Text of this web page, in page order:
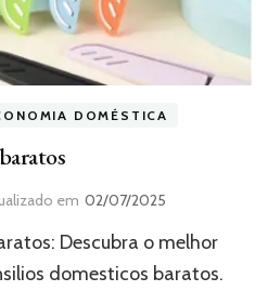
DOMÉSTICA
em 02/07/2025
Descubra o melhor
domesticos baratos.